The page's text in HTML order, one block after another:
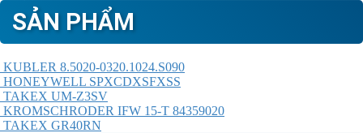
SẢN PHẨM
KUBLER 8.5020-0320.1024.S090
HONEYWELL SPXCDXSFXSS
TAKEX UM-Z3SV
KROMSCHRODER IFW 15-T 84359020
TAKEX GR40RN